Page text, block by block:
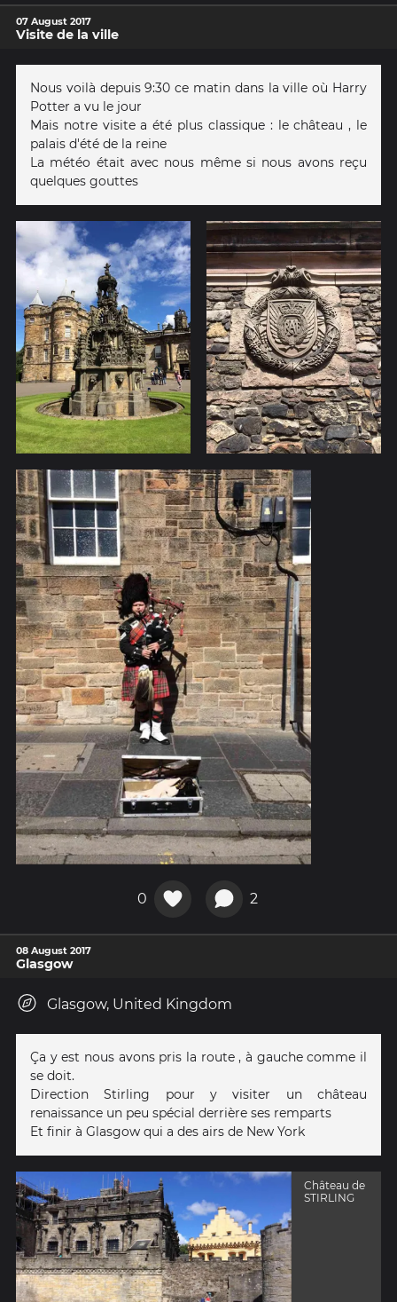
07 August 2017
Visite de la ville
Nous voilà depuis 9:30 ce matin dans la ville où Harry
Potter a vu le jour
Mais notre visite a été plus classique : le château , le
palais d'été de la reine
La météo était avec nous même si nous avons reçu
quelques gouttes
0 2
08 August 2017
Glasgow
Glasgow, United Kingdom
Ça y est nous avons pris la route , à gauche comme il
se doit.
Direction Stirling pour y visiter un château
renaissance un peu spécial derrière ses remparts
Et finir à Glasgow qui a des airs de New York
Château de
STIRLING